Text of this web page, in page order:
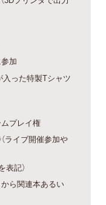
加
入った特製Tシャツ
プレイ権
ライブ開催参加や
記）
ら関連本あるい